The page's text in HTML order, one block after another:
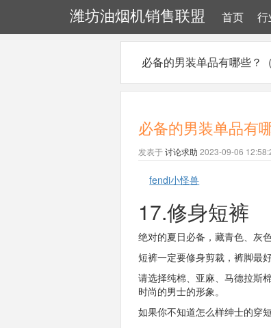
潍坊油烟机销售联盟 首页 行
必备的男装单品有哪些？
必备的男装单品有
发表于讨论求助 2023-09-06
fendi小怪兽
17.修身短裤
绝对的夏日必备，藏青色、灰
短裤一定要修身剪裁，裤脚最
请选择纯棉、亚麻、马德拉斯
时尚的男士的形象。
如果你不知道怎么样绅士的穿